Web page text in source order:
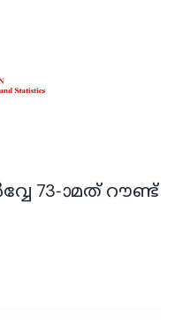
73-ാമത് റൗണ്ട്